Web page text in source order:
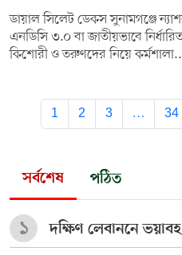
ডায়াল সিলেট ডেকস সুনামগঞ্জে
এনডিসি ৩.০ বা জাতীয়ভাবে
কিশোরী ও তরুণদের নিয়ে
1 2 3 … 34
সর্বশেষ পঠিত
১ দক্ষিণ লেবাননে